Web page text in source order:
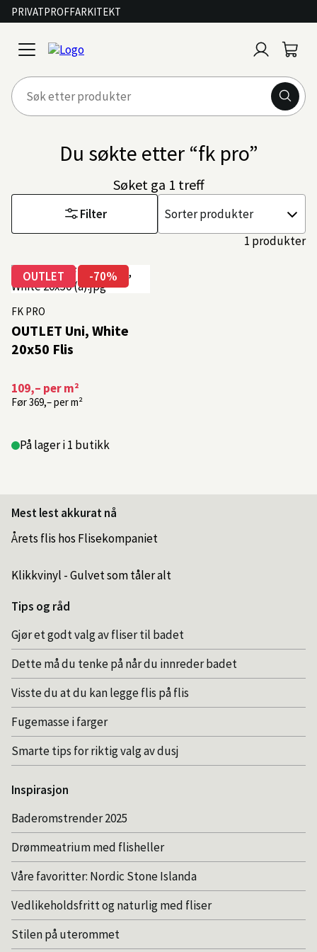
PRIVATPROFFARKITEKT
open
menu
inn
Du søkte etter “fk pro”
Søket ga 1 treff
Filter
Sorter
etter
1 produkter
OUTLET Uni, White
20x50 Flis
OUTLET -70%
FK PRO
109,– per m²
Før369,–per m²
På lager i 1 butikk
Mest lest akkurat nå
Årets flis hos Flisekompaniet
Klikkvinyl - Gulvet som tåler alt
Tips og råd
Gjør et godt valg av fliser til badet
Dette må du tenke på når du innreder badet
Visste du at du kan legge flis på flis
Fugemasse i farger
Smarte tips for riktig valg av dusj
Inspirasjon
Baderomstrender 2025
Drømmeatrium med flisheller
Våre favoritter: Nordic Stone Islanda
Vedlikeholdsfritt og naturlig med fliser
Stilen på uterommet